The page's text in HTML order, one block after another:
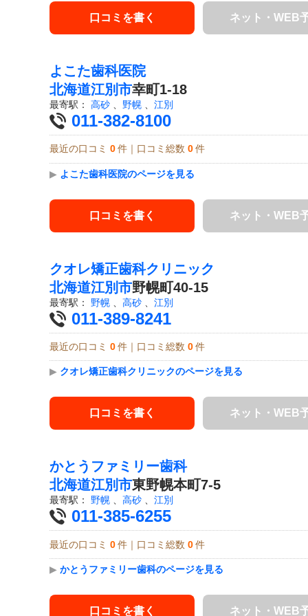
口コミを書く ネット・WEB
よこた歯科医院
北海道江別市幸町1-18
最寄駅： 高砂 野幌 江別
011-382-8100
最近の口コミ 0 件｜口コミ総数 0 件
▶ よこた歯科医院のページを見る
口コミを書く ネット・WEB
クオレ矯正歯科クリニック
北海道江別市野幌町40-15
最寄駅： 野幌 高砂 江別
011-389-8241
最近の口コミ 0 件｜口コミ総数 0 件
▶ クオレ矯正歯科クリニックのページを見る
口コミを書く ネット・WEB
かとうファミリー歯科
北海道江別市東野幌本町7-5
最寄駅： 野幌 、 高砂 、 江別
011-385-6255
最近の口コミ 0 件｜口コミ総数 0 件
▶ かとうファミリー歯科のページを見る
口コミを書く ネット・WEB